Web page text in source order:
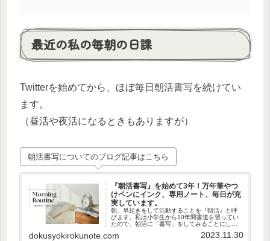
最近の私の毎朝の日課
Twitterを始めてから、ほぼ毎日朝活書写を続けてい
ます。
（昼活や夜活になるときもありますが）
朝活書写についてのブログ記事はこちら
『朝活書写』を始めて3年！万年筆やつ
けペンにインク、専用ノート、毎日が充
実しています。
朝、早起きをして活動することを『朝活』と呼
びます。私は小学生から10年間書道を習ってい
たので、朝活に「書写」をしてみることにしま
凝ってみたりと「沼」に入り込んでいます。
dokusyokirokunote.com 2023.11.30